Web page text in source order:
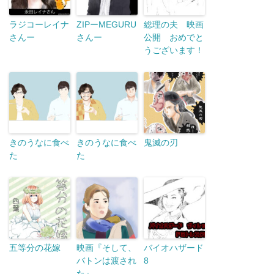
ラジコーレイナ
さんー
ZIPーMEGURU
さんー
総理の夫 映画
公開 おめでと
うございます！
きのうなに食べ
た
きのうなに食べ
た
鬼滅の刃
五等分の花嫁
映画『そして、
バトンは渡され
バイオハザード
8